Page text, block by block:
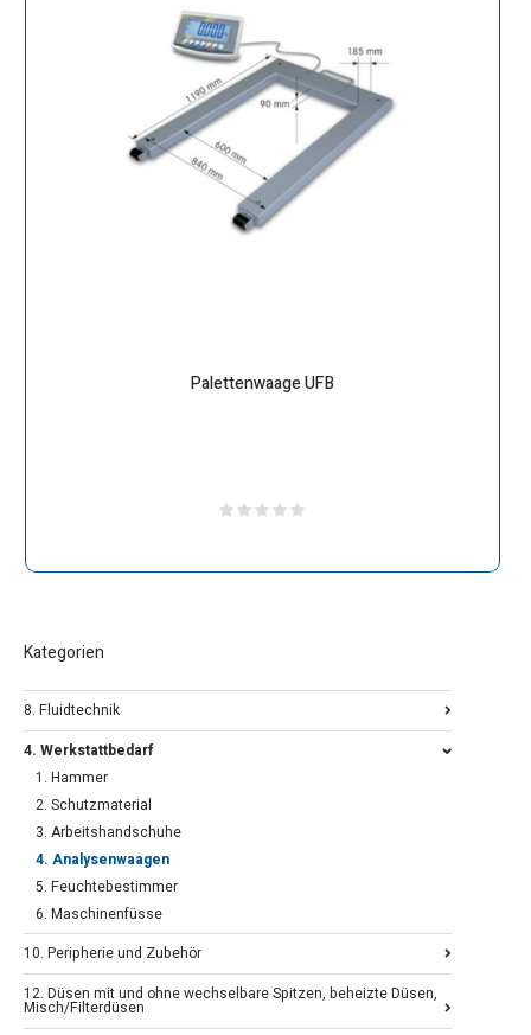
Palettenwaage UFB
Kategorien
8. Fluidtechnik
4. Werkstattbedarf
1. Hammer
2. Schutzmaterial
3. Arbeitshandschuhe
4. Analysenwaagen
5. Feuchtebestimmer
6. Maschinenfüsse
10. Peripherie und Zubehör
12. Düsen mit und ohne wechselbare Spitzen, beheizte Düsen,
Misch/Filterdüsen